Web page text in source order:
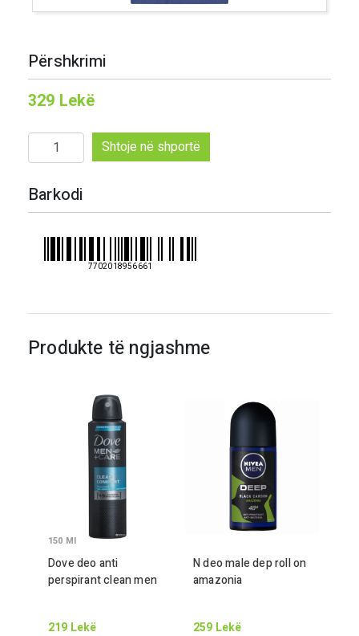
Përshkrimi
329 Lekë
Sasi
GILLETE
MAXB4
Shtoje në shportë
Barkodi
7702018956661
Produkte të ngjashme
Dove deo anti
perspirant clean men
150 Ml
219 Lekë
N deo male dep roll on
amazonia
259 Lekë